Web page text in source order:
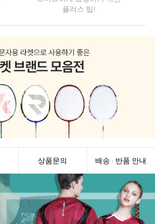
플러스 팁!
상품문의 배송 · 반품 안내